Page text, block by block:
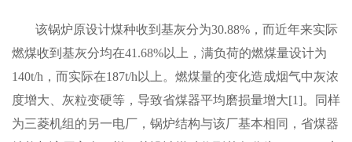
该锅炉原设计煤种收到基灰分为30.88%，而近年来实际
燃煤收到基灰分均在41.68%以上，满负荷的燃煤量设计为
140t/h，而实际在187t/h以上。燃煤量的变化造成烟气中灰浓
度增大、灰粒变硬等，导致省煤器平均磨损量增大[1]。同样
为三菱机组的另一电厂，锅炉结构与该厂基本相同，省煤器